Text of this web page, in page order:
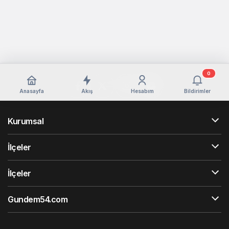
Anasayfa Akış Hesabım Bildirimler
0
Kurumsal
İlçeler
İlçeler
Gundem54.com